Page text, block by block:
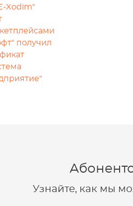
Xodim"
получил
Узнайте, как мы